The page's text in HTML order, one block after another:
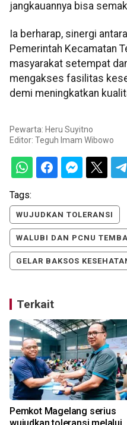
jangkauannya bisa
Ia berharap, sinergi
Pemerintah Kecamatan
masyarakat setempat
mengakses fasilitas
demi meningkatkan
Pewarta: Heru Suyitno
Editor: Teguh Imam Wibowo
Tags:
WUJUDKAN TOLERANSI
WALUBI DAN PCNU
GELAR BAKSOS
Terkait
Pemkot Magelang serius
wujudkan toleransi melalui